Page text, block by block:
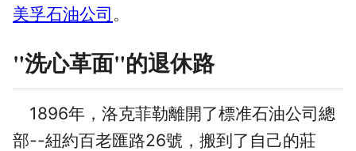
美孚石油公司 。
"洗心革面"的退休路
1896年，洛克菲勒離開了標准石油公司總
部--紐約百老匯路26號，搬到了自己的莊